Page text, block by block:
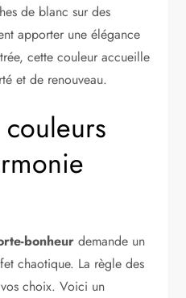
de blanc sur des
apporter une élégance
cette couleur accueille
et de renouveau.
bonheur demande un
chaotique. La règle des
choix. Voici un